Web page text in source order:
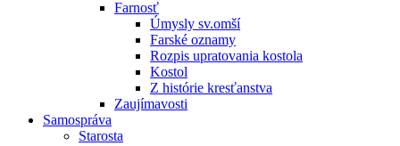
Farnosť
Úmysly sv.omší
Farské oznamy
Rozpis upratovania kostola
Kostol
Z histórie kresťanstva
Zaujímavosti
Samospráva
Starosta